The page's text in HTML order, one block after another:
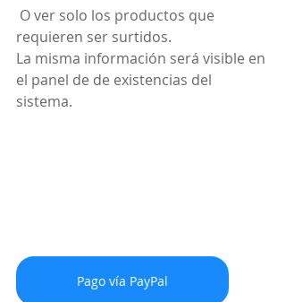
requieren ser surtidos.
La misma información será visible en
el panel de de existencias del
sistema.
Pago vía PayPal